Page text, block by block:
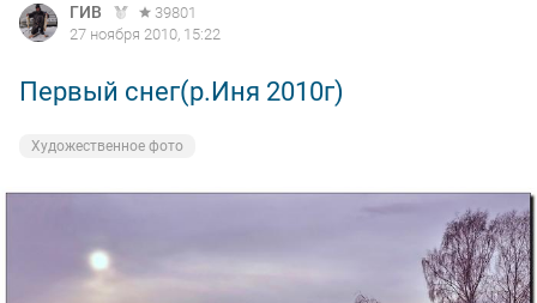
ГИВ
39801
27 ноября 2010, 15:22
Первый снег(р.Иня 2010г)
Художественное фото